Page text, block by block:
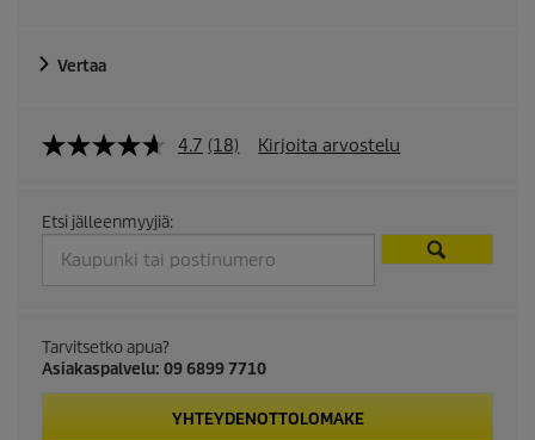
p
r
o
d
u
t
p
Vertaa
4.7 (18) Kirjoita arvostelu
Etsi jälleenmyyjiä:
Tarvitsetko apua?
Asiakaspalvelu: 09 6899 7710
YHTEYDENOTTOLOMAKE